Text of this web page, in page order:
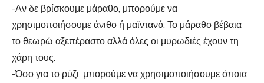
-Αν δε βρίσκουμε μάραθο, μπορούμε να
χρησιμοποιήσουμε άνιθο ή μαϊντανό. Το μάραθο βέβαια
το θεωρώ αξεπέραστο αλλά όλες οι μυρωδιές έχουν τη
χάρη τους.
-Όσο για το ρύζι, μπορούμε να χρησιμοποιήσουμε όποια